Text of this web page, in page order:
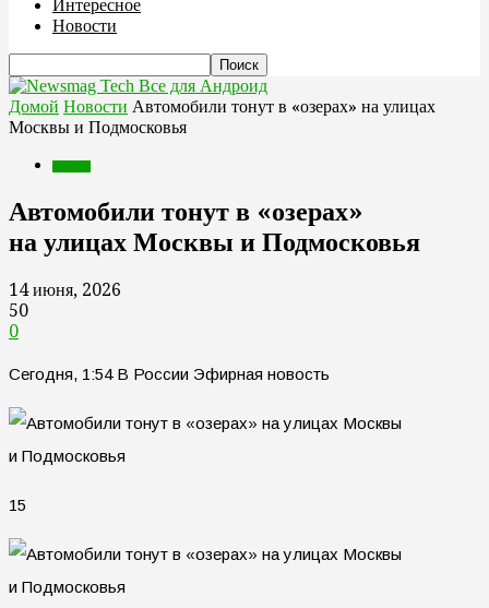
Интересное
Новости
Все для Андроид
Домой Новости Автомобили тонут в «озерах» на улицах
Москвы и Подмосковья
Автомобили тонут в «озерах»
на улицах Москвы и Подмосковья
14 июня, 2026
50
0
Сегодня, 1:54 В России Эфирная новость
15